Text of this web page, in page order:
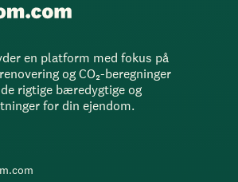
en platform med fokus på
og CO₂-beregninger
rigtige bæredygtige og
for din ejendom.